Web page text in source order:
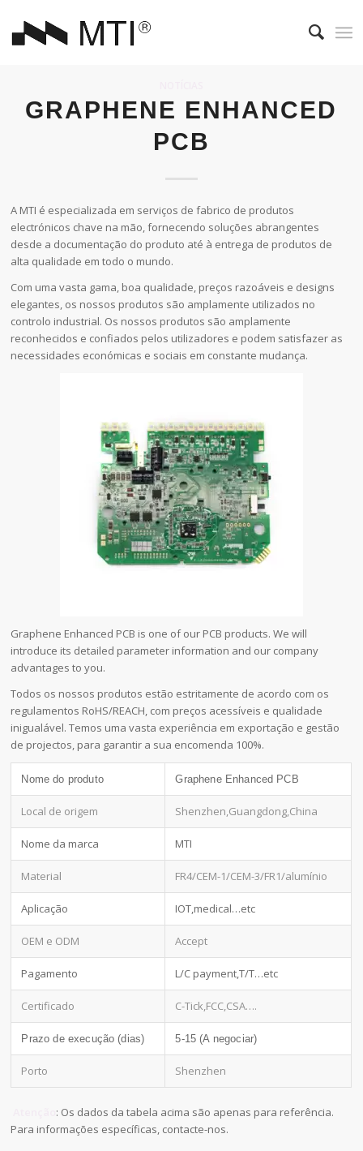
GRAPHENE ENHANCED
PCB
A MTI é especializada em serviços de fabrico de produtos
electrónicos chave na mão, fornecendo soluções abrangentes
desde a documentação do produto até à entrega de produtos de
alta qualidade em todo o mundo.
Com uma vasta gama, boa qualidade, preços razoáveis e designs
elegantes, os nossos produtos são amplamente utilizados no
controlo industrial. Os nossos produtos são amplamente
reconhecidos e confiados pelos utilizadores e podem satisfazer as
necessidades económicas e sociais em constante mudança.
Graphene Enhanced PCB is one of our PCB products. We will
introduce its detailed parameter information and our company
advantages to you.
Todos os nossos produtos estão estritamente de acordo com os
regulamentos RoHS/REACH, com preços acessíveis e qualidade
inigualável. Temos uma vasta experiência em exportação e gestão
de projectos, para garantir a sua encomenda 100%.
Nome do produto Graphene Enhanced PCB
Local de origem Shenzhen,Guangdong,China
Nome da marca MTI
Material FR4/CEM-1/CEM-3/FR1/alumínio
Aplicação IOT,medical…etc
OEM e ODM Accept
Pagamento L/C payment,T/T…etc
Certificado C-Tick,FCC,CSA….
Prazo de execução (dias) 5-15 (A negociar)
Porto Shenzhen
: Os dados da tabela acima são apenas para referência.
Para informações específicas, contacte-nos.